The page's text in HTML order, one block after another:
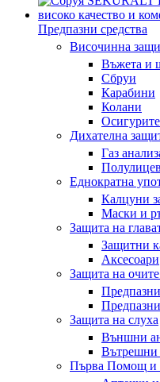
Предпазни средства
Височинна
Въжета и
Сбруи
Карабини
Колани
Дихателна
Газ
Еднократна
Калцуни
Маски и
Защита на
Защитни
Аксесоари
Защита на
Защита на слуха
Външни
Вътрешни
Първа Помощ и